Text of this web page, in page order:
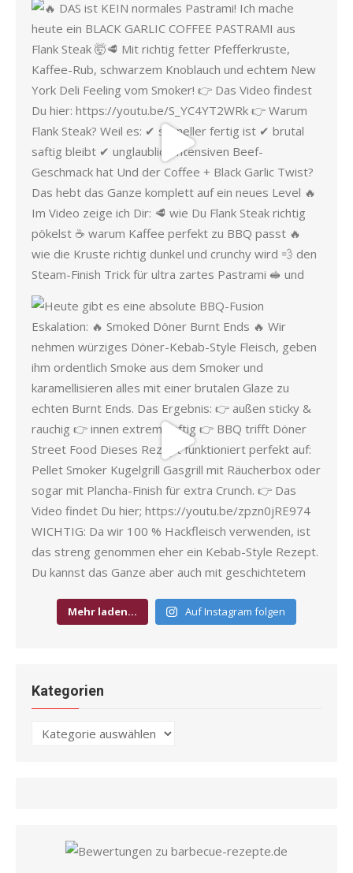
Mehr laden… Auf Instagram folgen
Kategorien
Kategorien